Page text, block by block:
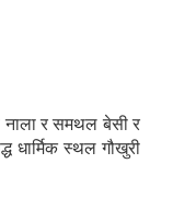
नाला र समथल बेसी र
धार्मिक स्थल गौखुरी